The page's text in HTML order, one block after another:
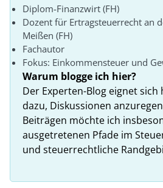
Diplom-Finanzwirt (FH)
Dozent für Ertragsteuerrecht an
Meißen (FH)
Fachautor
Fokus: Einkommensteuer und
Warum blogge ich hier?
Der Experten-Blog eignet
dazu, Diskussionen
Beiträgen möchte ich
ausgetretenen Pfade im
und steuerrechtliche